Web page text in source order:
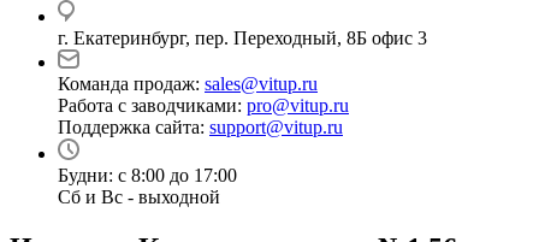
г. Екатеринбург, пер. Переходный, 8Б офис 3
Команда продаж: sales@vitup.ru
Работа с заводчиками: pro@vitup.ru
Поддержка сайта: support@vitup.ru
Будни: с 8:00 до 17:00
Сб и Вс - выходной